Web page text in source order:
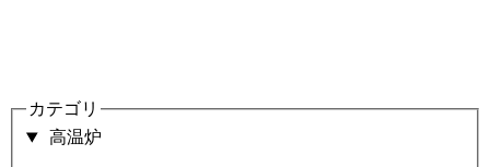
カテゴリ
高温炉